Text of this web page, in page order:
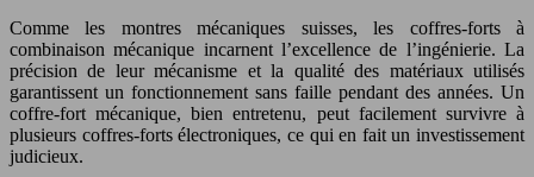
Comme les montres mécaniques suisses, les coffres-forts à
combinaison mécanique incarnent l’excellence de l’ingénierie. La
précision de leur mécanisme et la qualité des matériaux utilisés
garantissent un fonctionnement sans faille pendant des années. Un
coffre-fort mécanique, bien entretenu, peut facilement survivre à
plusieurs coffres-forts électroniques, ce qui en fait un investissement
judicieux.